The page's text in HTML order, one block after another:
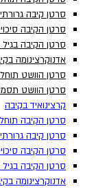
סרטן קיבה
סרטן הקיבה
סרטן הקיבה בגיל
אדנוקרצינומה
סרטן הוושט
סרטן הוושט
קרצינואיד בקיבה
סרטן הקיבה
סרטן קיבה
סרטן הקיבה
סרטן הקיבה בגיל
אדנוקרצינומה
תוצאות
סרטן קיבה
סרטן הקיבה
סרטן הקיבה בגיל
אדנוקרצינומה
סרטן הוושט
סרטן הוושט
קרצינואיד בקיבה
סרטן הקיבה
סרטן קיבה
סרטן הקיבה
סרטן הקיבה בגיל
אדנוקרצינומה